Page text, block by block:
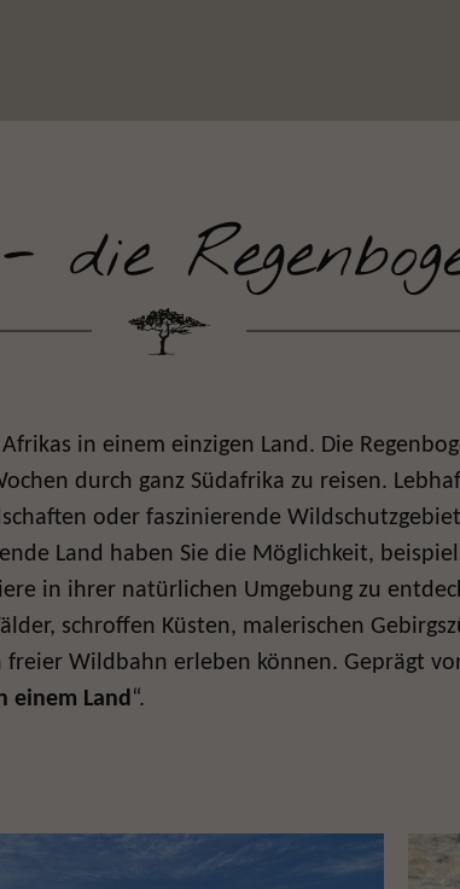
in einem einzigen Land. Die
durch ganz Südafrika zu reisen.
oder faszinierende
Land haben Sie die Möglichkeit,
in ihrer natürlichen Umgebung zu
schroffen Küsten, malerischen
freier Wildbahn erleben können. Geprägt
einem Land “.